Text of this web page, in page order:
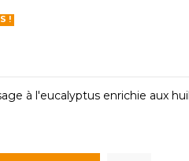
!
à l'eucalyptus enrichie aux